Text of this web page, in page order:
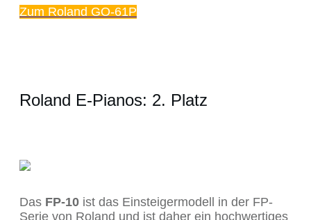
Zum Roland GO-61P
Roland E-Pianos: 2. Platz
Das FP-10 ist das Einsteigermodell in der FP-
Serie von Roland und ist daher ein hochwertiges